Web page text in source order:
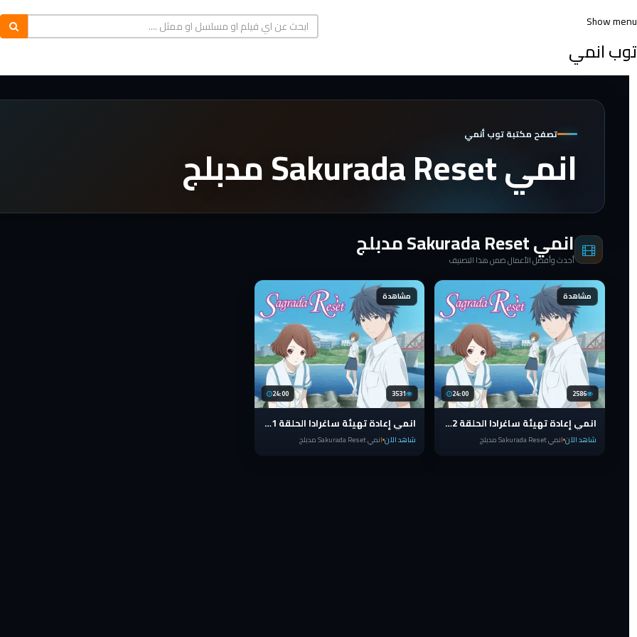
Show menu
توب انمي
تصفح مكتبة توب أنمي
انمي Sakurada Reset مدبلج
انمي Sakurada Reset مدبلج
أحدث وأفضل الأعمال ضمن هذا التصنيف
مشاهدة
24:00 2586
انمي إعادة تهيئة ساغرادا الحلقة 2 مدبلج عربي Sakurada Reset
شاهد الآن انمي Sakurada Reset مدبلج
مشاهدة
24:00 3531
انمي إعادة تهيئة ساغرادا الحلقة 1 مدبلج عربي Sakurada Reset
شاهد الآنانمي Sakurada Reset مدبلج